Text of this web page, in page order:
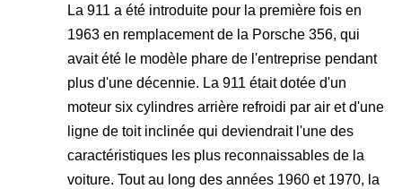
La 911 a été introduite pour la première fois en
1963 en remplacement de la Porsche 356, qui
avait été le modèle phare de l'entreprise pendant
plus d'une décennie. La 911 était dotée d'un
moteur six cylindres arrière refroidi par air et d'une
ligne de toit inclinée qui deviendrait l'une des
caractéristiques les plus reconnaissables de la
voiture. Tout au long des années 1960 et 1970, la